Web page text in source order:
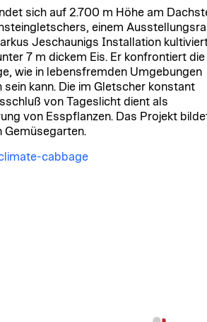
sich auf 2.700 m Höhe am
einem
Jeschaunigs Installation
7 m dickem Eis. Er konfrontiert die
wie in lebensfremden Umgebungen
kann. Die im Gletscher konstant
von Tageslicht dient als
von Esspflanzen. Das Projekt
Gemüsegarten.
cabbage